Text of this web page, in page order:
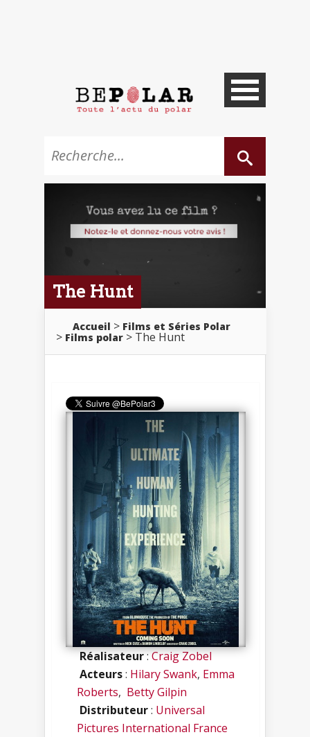
The Hunt
Accueil
Films et Séries Polar
Films polar
The Hunt
Réalisateur:Craig Zobel
Acteurs: Hilary Swank, Emma
Roberts, Betty Gilpin
Distributeur: Universal
Pictures International France